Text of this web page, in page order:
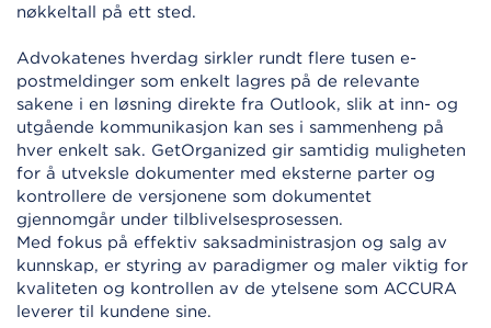
nøkkeltall på ett sted.
Advokatenes hverdag sirkler rundt flere tusen e-
postmeldinger som enkelt lagres på de relevante
sakene i en løsning direkte fra Outlook, slik at inn- og
utgående kommunikasjon kan ses i sammenheng på
hver enkelt sak. GetOrganized gir samtidig muligheten
for å utveksle dokumenter med eksterne parter og
kontrollere de versjonene som dokumentet
gjennomgår under tilblivelsesprosessen.
Med fokus på effektiv saksadministrasjon og salg av
kunnskap, er styring av paradigmer og maler viktig for
kvaliteten og kontrollen av de ytelsene som ACCURA
leverer til kundene sine.